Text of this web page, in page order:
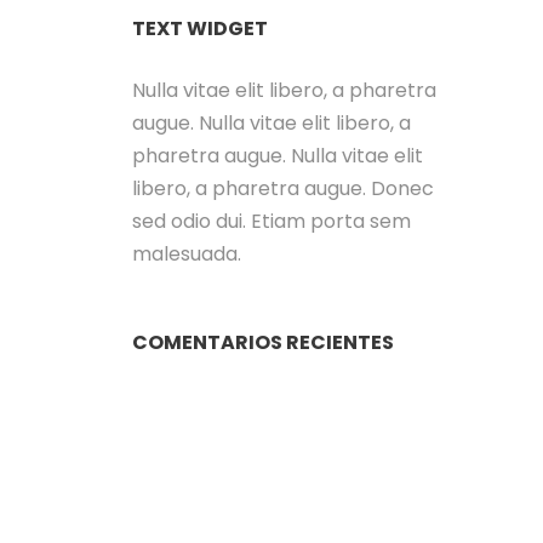
TEXT WIDGET
Nulla vitae elit libero, a pharetra
augue. Nulla vitae elit libero, a
pharetra augue. Nulla vitae elit
libero, a pharetra augue. Donec
sed odio dui. Etiam porta sem
malesuada.
COMENTARIOS RECIENTES